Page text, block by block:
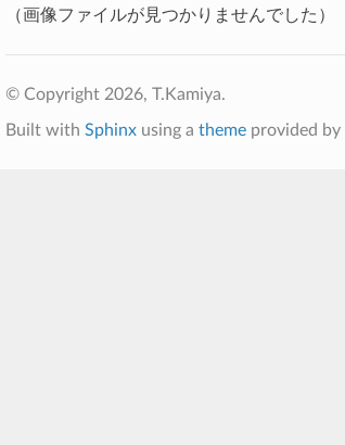
（画像ファイルが見つかりませんでした）
© Copyright 2026, T.Kamiya.
Built with Sphinxusing a themeprovided by